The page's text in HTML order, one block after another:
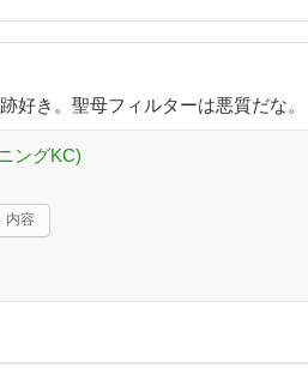
好き。聖母フィルターは悪質だな。
ングKC)
内容